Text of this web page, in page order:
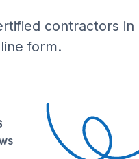
contractors in
form.